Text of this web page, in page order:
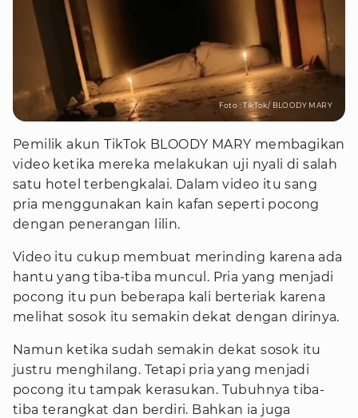
Foto : TikTok/ BLOODY MARY
Pemilik akun TikTok BLOODY MARY membagikan
video ketika mereka melakukan uji nyali di salah
satu hotel terbengkalai. Dalam video itu sang
pria menggunakan kain kafan seperti pocong
dengan penerangan lilin.
Video itu cukup membuat merinding karena ada
hantu yang tiba-tiba muncul. Pria yang menjadi
pocong itu pun beberapa kali berteriak karena
melihat sosok itu semakin dekat dengan dirinya.
Namun ketika sudah semakin dekat sosok itu
justru menghilang. Tetapi pria yang menjadi
pocong itu tampak kerasukan. Tubuhnya tiba-
tiba terangkat dan berdiri. Bahkan ia juga